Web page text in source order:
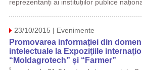
reprezentanți ai instituțiilor publice
23/10/2015 | Evenimente
Promovarea informației din
intelectuale la Expoziţiile
“Moldagrotech” şi “Farmer”